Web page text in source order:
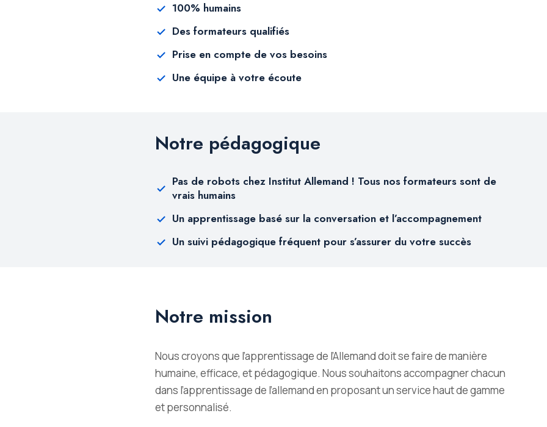
100% humains
Des formateurs qualifiés
Prise en compte de vos besoins
Une équipe à votre écoute
Notre pédagogique
Pas de robots chez Institut Allemand ! Tous nos formateurs sont de
vrais humains
Un apprentissage basé sur la conversation et l’accompagnement
Un suivi pédagogique fréquent pour s’assurer du votre succès
Notre mission
Nous croyons que l’apprentissage de l’Allemand doit se faire de manière
humaine, efficace, et pédagogique. Nous souhaitons accompagner chacun
dans l’apprentissage de l’allemand en proposant un service haut de gamme
et personnalisé.